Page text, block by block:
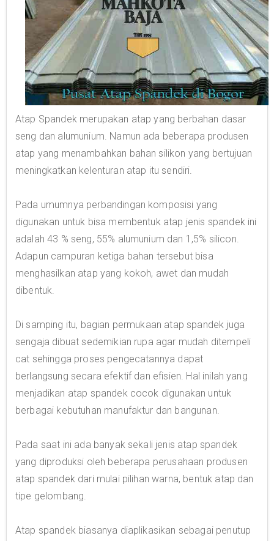
Atap Spandek merupakan atap yang berbahan dasar
seng dan alumunium. Namun ada beberapa produsen
atap yang menambahkan bahan silikon yang bertujuan
meningkatkan kelenturan atap itu sendiri.
Pada umumnya perbandingan komposisi yang
digunakan untuk bisa membentuk atap jenis spandek ini
adalah 43 % seng, 55% alumunium dan 1,5% silicon.
Adapun campuran ketiga bahan tersebut bisa
menghasilkan atap yang kokoh, awet dan mudah
dibentuk.
Di samping itu, bagian permukaan atap spandek juga
sengaja dibuat sedemikian rupa agar mudah ditempeli
cat sehingga proses pengecatannya dapat
berlangsung secara efektif dan efisien. Hal inilah yang
menjadikan atap spandek cocok digunakan untuk
berbagai kebutuhan manufaktur dan bangunan.
Pada saat ini ada banyak sekali jenis atap spandek
yang diproduksi oleh beberapa perusahaan produsen
atap spandek dari mulai pilihan warna, bentuk atap dan
tipe gelombang.
Atap spandek biasanya diaplikasikan sebagai penutup